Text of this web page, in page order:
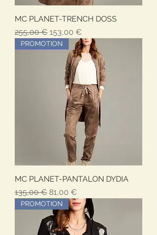
MC PLANET-TRENCH DOSS
Обычная цена
255,00 € Цена со скидкой
153,00 €
PROMOTION
MC PLANET-PANTALON DYDIA
Обычная цена
135,00 € Цена со скидкой
81,00 €
PROMOTION